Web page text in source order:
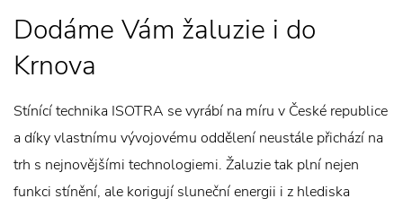
Dodáme Vám žaluzie i do
Krnova
Stínící technika ISOTRA se vyrábí na míru v České republice
a díky vlastnímu vývojovému oddělení neustále přichází na
trh s nejnovějšími technologiemi. Žaluzie tak plní nejen
funkci stínění, ale korigují sluneční energii i z hlediska